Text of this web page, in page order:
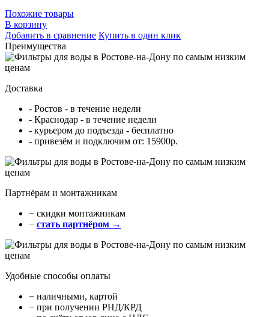
Похожие товары
В корзину
Добавить в сравнение Купить в один клик
Преимущества
Доставка
- Ростов - в течение недели
- Краснодар - в течение недели
- курьером до подъезда - бесплатно
- привезём и подключим от: 15900р.
Партнёрам и монтажникам
− cкидки монтажникам
− стать партнёром →
Удобные способы оплаты
− наличными, картой
− при получении РНД/КРД